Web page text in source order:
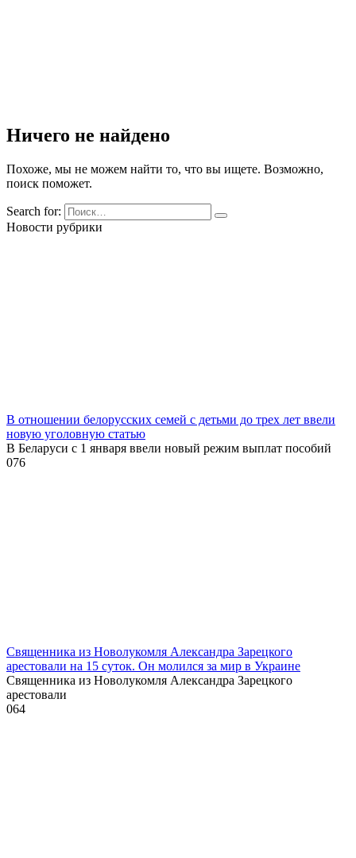
Ничего не найдено
Похоже, мы не можем найти то, что вы ищете. Возможно,
поиск поможет.
Search for:
Новости рубрики
В отношении белорусских семей с детьми до трех лет ввели
новую уголовную статью
В Беларуси с 1 января ввели новый режим выплат пособий
076
Священника из Новолукомля Александра Зарецкого
арестовали на 15 суток. Он молился за мир в Украине
Священника из Новолукомля Александра Зарецкого
арестовали
064